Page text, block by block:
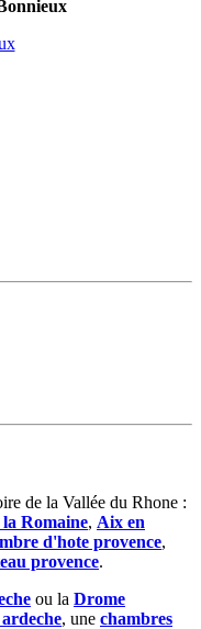
de la Vallée du Rhone :
Romaine, Aix en
d'hote provence,
provence.
ou la Drome
, une chambres